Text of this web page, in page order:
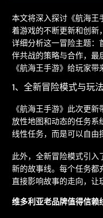
本文将深入探讨《航海王
着游戏的不断更新和创新
详细分析这一冒险主题：
伴共战的策略与合作，最
《航海王手游》给玩家
1、全新冒险模式与玩法
《航海王手游》此次更
放性地图和动态的任务系
线性任务，而是可以自由
此外，全新冒险模式引
新的故事线。每个任务都
直接影响故事的走向，让
维多利亚老品牌值得信赖